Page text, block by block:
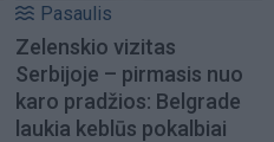
Pasaulis
Zelenskio vizitas
Serbijoje – pirmasis nuo
karo pradžios: Belgrade
laukia keblūs pokalbiai